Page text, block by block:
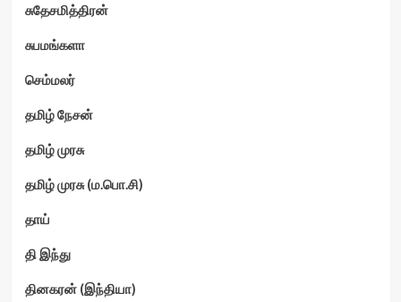
சுதேசமித்திரன்
சுபமங்களா
செம்மலர்
தமிழ் நேசன்
தமிழ் முரசு
தமிழ் முரசு (ம.பொ.சி)
தாய்
தி இந்து
தினகரன் (இந்தியா)